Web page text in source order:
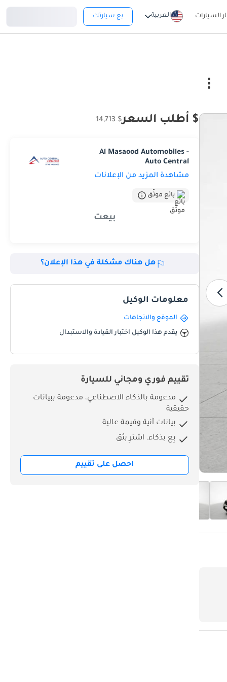
السيارات العربية بع سيارتك
$ أطلب السعر$ 14,713
Al Masaood Automobiles -
Auto Central
مشاهدة المزيد من الإعلانات
بائع موثّق
بيعت
هل هناك مشكلة في هذا الإعلان؟
معلومات الوكيل
الموقع والاتجاهات
يقدم هذا الوكيل اختبار القيادة والاستبدال
تقييم فوري ومجاني للسيارة
مدعومة بالذكاء الاصطناعي، مدعومة ببيانات
حقيقية
بيانات آنية وقيمة عالية
بِع بذكاء. اشترِ بثق
احصل على تقييم